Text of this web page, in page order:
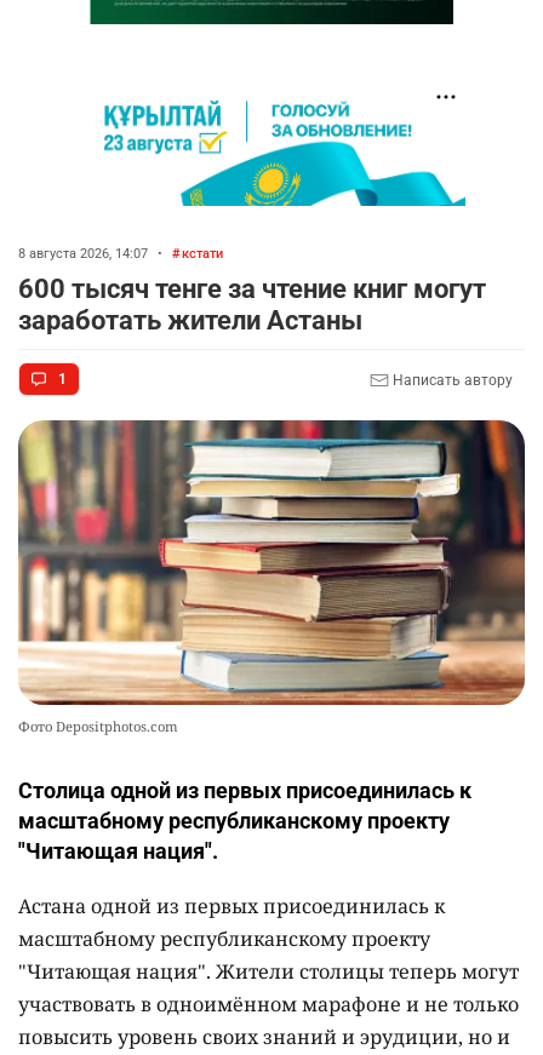
8 августа 2026, 14:07 • кстати
600 тысяч тенге за чтение книг могут
заработать жители Астаны
1 Написать автору
Фото Depositphotos.com
Столица одной из первых присоединилась к
масштабному республиканскому проекту
"Читающая нация".
Астана одной из первых присоединилась к
масштабному республиканскому проекту
"Читающая нация". Жители столицы теперь могут
участвовать в одноимённом марафоне и не только
повысить уровень своих знаний и эрудиции, но и